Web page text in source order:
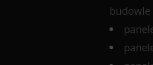
budowle